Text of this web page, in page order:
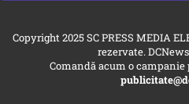
Copyright 2025 SC PRESS MEDIA
rezervate.
Comandă acum o